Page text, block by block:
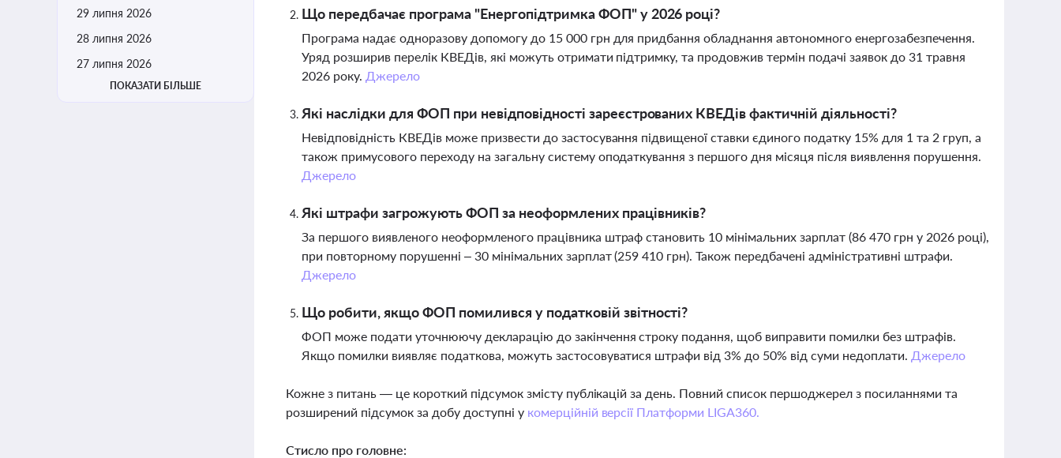
29 липня 2026
28 липня 2026
27 липня 2026
ПОКАЗАТИ БІЛЬШЕ
Що передбачає програма "Енергопідтримка ФОП" у 2026 році?
Програма надає одноразову допомогу до 15 000 грн для придбання обладнання автономного енергозабезпечення.
Уряд розширив перелік КВЕДів, які можуть отримати підтримку, та продовжив термін подачі заявок до 31 травня
2026 року. Джерело
Які наслідки для ФОП при невідповідності зареєстрованих КВЕДів фактичній діяльності?
Невідповідність КВЕДів може призвести до застосування підвищеної ставки єдиного податку 15% для 1 та 2 груп, а
також примусового переходу на загальну систему оподаткування з першого дня місяця після виявлення порушення.
Джерело
Які штрафи загрожують ФОП за неоформлених працівників?
За першого виявленого неоформленого працівника штраф становить 10 мінімальних зарплат (86 470 грн у 2026 році),
при повторному порушенні – 30 мінімальних зарплат (259 410 грн). Також передбачені адміністративні штрафи.
Джерело
Що робити, якщо ФОП помилився у податковій звітності?
ФОП може подати уточнюючу декларацію до закінчення строку подання, щоб виправити помилки без штрафів.
Якщо помилки виявляє податкова, можуть застосовуватися штрафи від 3% до 50% від суми недоплати. Джерело
Кожне з питань — це короткий підсумок змісту публікацій за день. Повний список першоджерел з посиланнями та
розширений підсумок за добу доступні у комерційній версії Платформи LIGA360.
Стисло про головне: